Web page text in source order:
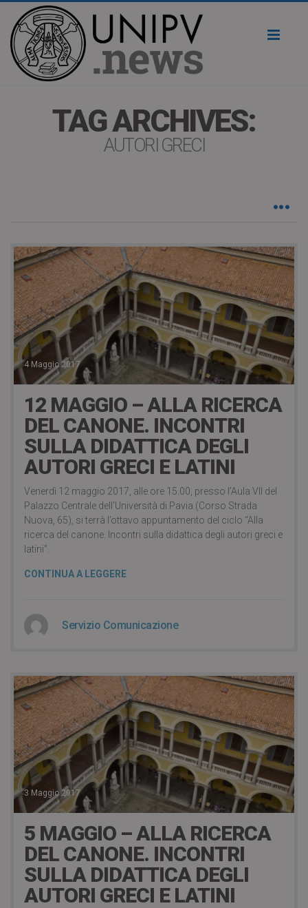
TAG ARCHIVES:
AUTORI GRECI
4 Maggio 2017
12 MAGGIO – ALLA RICERCA
DEL CANONE. INCONTRI
SULLA DIDATTICA DEGLI
AUTORI GRECI E LATINI
Venerdì 12 maggio 2017, alle ore 15.00, presso l’Aula VII del
Palazzo Centrale dell’Università di Pavia (Corso Strada
Nuova, 65), si terrà l’ottavo appuntamento del ciclo “Alla
ricerca del canone. Incontri sulla didattica degli autori greci e
latini”.
CONTINUA A LEGGERE
Servizio Comunicazione
3 Maggio 2017
5 MAGGIO – ALLA RICERCA
DEL CANONE. INCONTRI
SULLA DIDATTICA DEGLI
AUTORI GRECI E LATINI